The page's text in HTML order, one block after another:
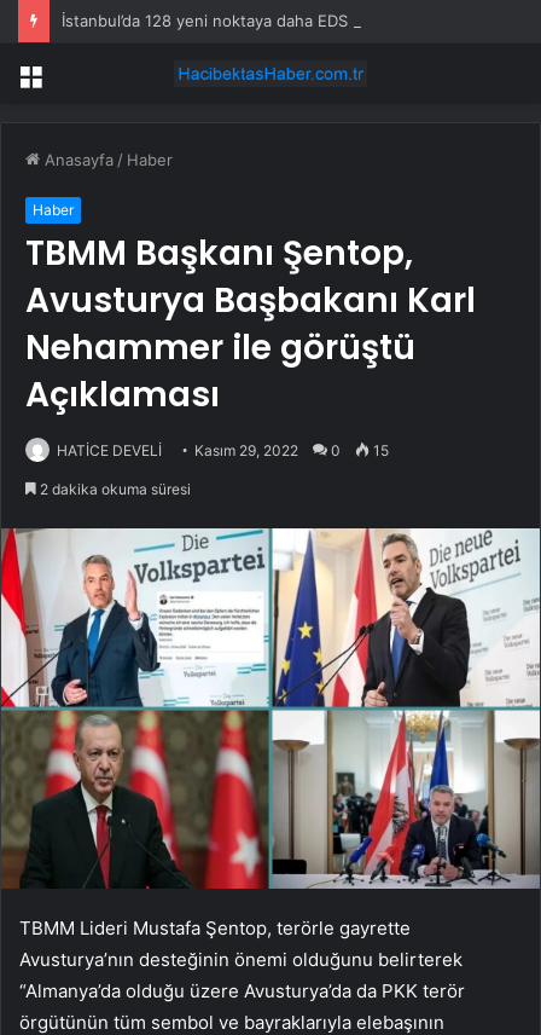
İstanbul’da 128 yeni noktaya daha EDS geliyor
Menü
Anasayfa / Haber
Haber
TBMM Başkanı Şentop,
Avusturya Başbakanı Karl
Nehammer ile görüştü
Açıklaması
HATİCE DEVELİ Kasım 29, 2022 0 15
2 dakika okuma süresi
TBMM Lideri Mustafa Şentop, terörle gayrette
Avusturya’nın desteğinin önemi olduğunu belirterek
“Almanya’da olduğu üzere Avusturya’da da PKK terör
örgütünün tüm sembol ve bayraklarıyla elebaşının